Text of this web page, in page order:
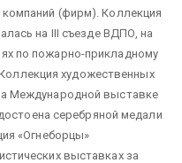
(фирм). Коллекция
на III съезде ВДПО, на
по пожарно-прикладному
художественных
Международной выставке
серебряной медали
«Огнеборцы»
выставках за